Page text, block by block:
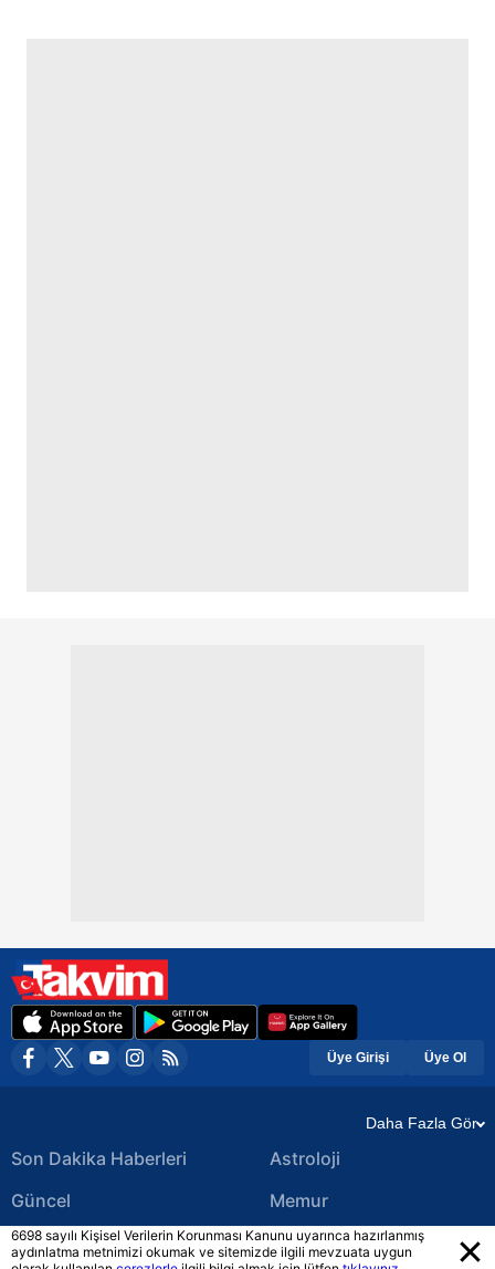
Üye Girişi Üye Ol
Daha Fazla Gör
Son Dakika Haberleri
Güncel
Ekonomi Haberleri
Astroloji
Memur
Yerel Haberler
6698 sayılı Kişisel Verilerin Korunması Kanunu uyarınca hazırlanmış
aydınlatma metnimizi okumak ve sitemizde ilgili mevzuata uygun